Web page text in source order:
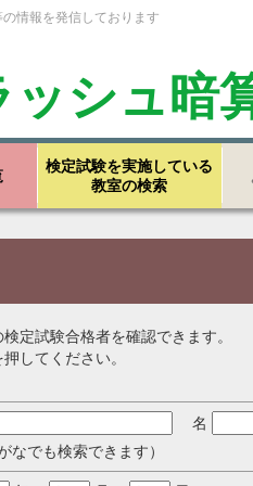
情報を発信しております
ッシュ暗
検定試験を実施している
教室の検索
定試験合格者を確認できます。
してください。
名
なでも検索できます）